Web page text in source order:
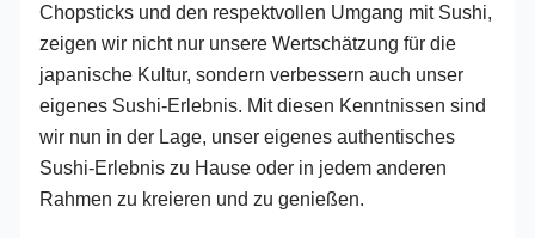
Chopsticks und den respektvollen Umgang mit Sushi,
zeigen wir nicht nur unsere Wertschätzung für die
japanische Kultur, sondern verbessern auch unser
eigenes Sushi-Erlebnis. Mit diesen Kenntnissen sind
wir nun in der Lage, unser eigenes authentisches
Sushi-Erlebnis zu Hause oder in jedem anderen
Rahmen zu kreieren und zu genießen.